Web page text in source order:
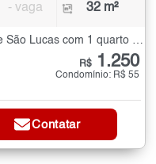
- vaga 32 m²
Apartamento para Alugar no Parque São Lucas com 1 quarto - 32 m²
R$ 1.250
Condomínio: R$ 55
Contatar